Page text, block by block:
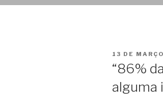
PUBLICADO
13 DE
“86%
alguma